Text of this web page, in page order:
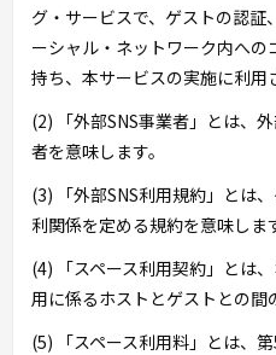
グ・サービスで、ゲストの認証
ーシャル・ネットワーク内へ
持ち、本サービスの実施に利用
(2) 「外部SNS事業者」とは、
者を意味します。
(3) 「外部SNS利用規約」とは
利関係を定める規約を意味しま
(4) 「スペース利用契約」とは
用に係るホストとゲストとの間
(5) 「スペース利用料」とは、